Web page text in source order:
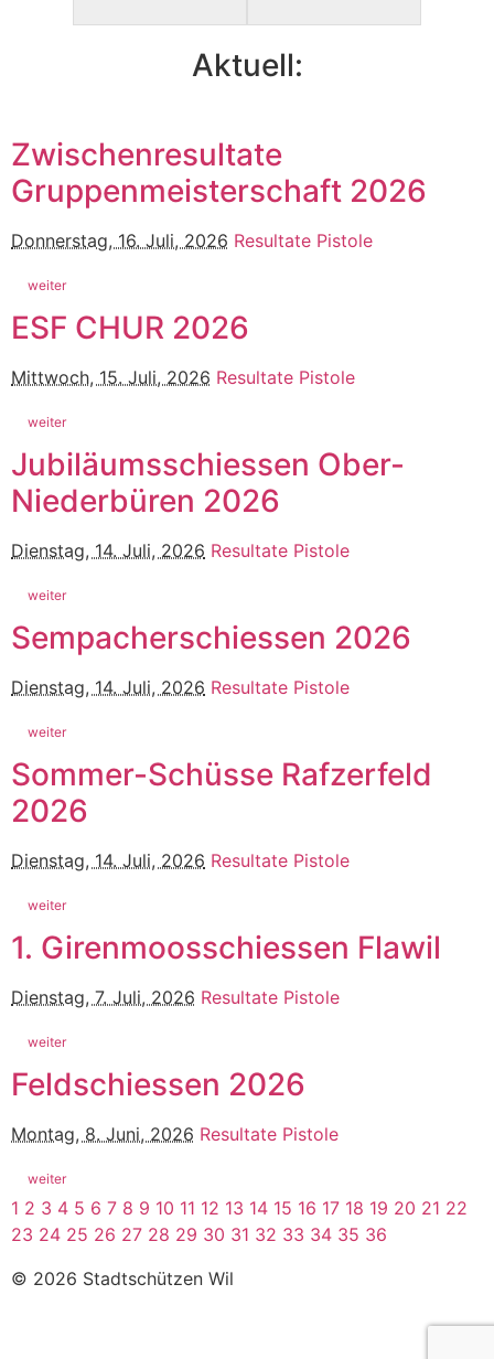
Aktuell:
Zwischenresultate
Gruppenmeisterschaft 2026
Donnerstag, 16. Juli, 2026 Resultate Pistole
weiter
ESF CHUR 2026
Mittwoch, 15. Juli, 2026 Resultate Pistole
weiter
Jubiläumsschiessen Ober-
Niederbüren 2026
Dienstag, 14. Juli, 2026 Resultate Pistole
weiter
Sempacherschiessen 2026
Dienstag, 14. Juli, 2026 Resultate Pistole
weiter
Sommer-Schüsse Rafzerfeld
2026
Dienstag, 14. Juli, 2026 Resultate Pistole
weiter
1. Girenmoosschiessen Flawil
Dienstag, 7. Juli, 2026 Resultate Pistole
weiter
Feldschiessen 2026
Montag, 8. Juni, 2026 Resultate Pistole
weiter
1 2 3 4 5 6 7 8 9 10 11 12 13 14 15 16 17 18 19 20 21 22
23 24 25 26 27 28 29 30 31 32 33 34 35 36
© 2026 Stadtschützen Wil